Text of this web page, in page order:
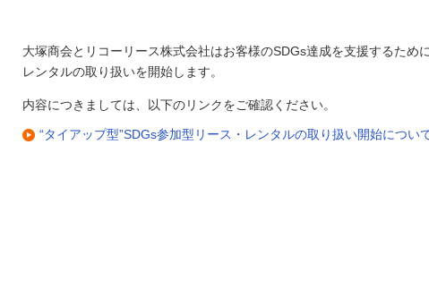
大塚商会とリコーリース株式会社はお客様のSDGs達成を支援するため
レンタルの取り扱いを開始します。
内容につきましては、以下のリンクをご確認ください。
“タイアップ型”SDGs参加型リース・レンタルの取り扱い開始につい